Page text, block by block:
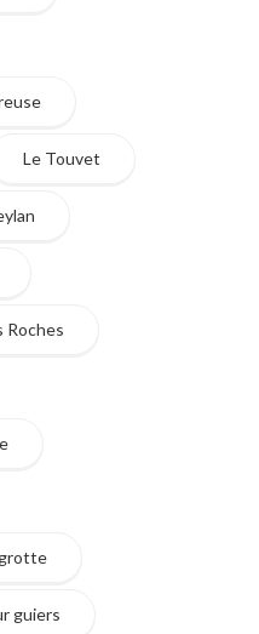
Le Touvet
Roches
guiers